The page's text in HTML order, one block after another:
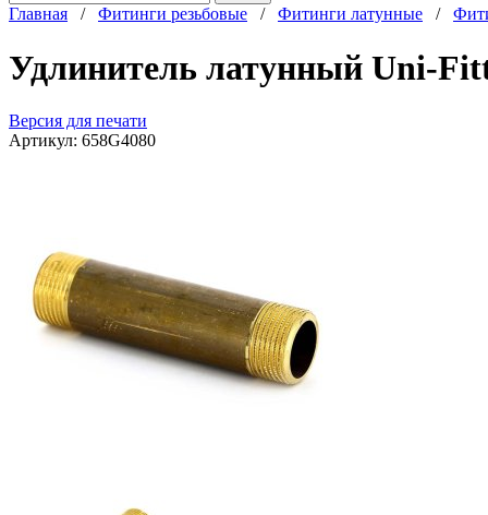
Главная / Фитинги резьбовые / Фитинги латунные /
Удлинитель латунный Uni-
Версия для печати
Артикул: 658G4080